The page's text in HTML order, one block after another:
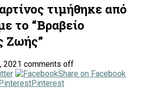
τιμήθηκε από
το “Βραβείο
Ζωής”
2021 comments off
Share on Facebook
Pinterest